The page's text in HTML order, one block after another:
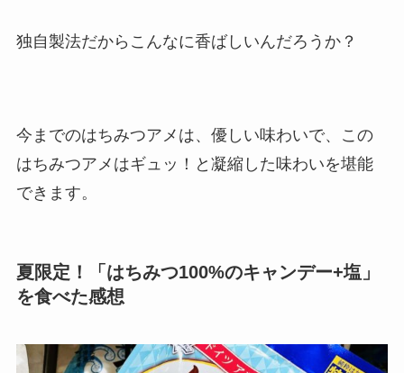
独自製法だからこんなに香ばしいんだろうか？
今までのはちみつアメは、優しい味わいで、この
はちみつアメはギュッ！と凝縮した味わいを堪能
できます。
夏限定！「はちみつ100%のキャンデー+塩」
を食べた感想